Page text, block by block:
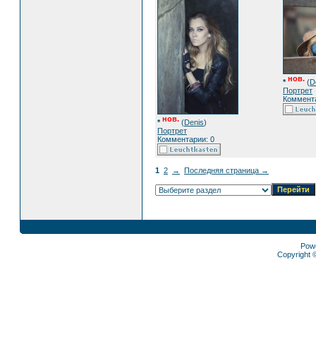
* нов. (Denis)
Портрет
Комментарии: 0
* нов. (
Портрет
1 2 → Последняя страница →
Copyright